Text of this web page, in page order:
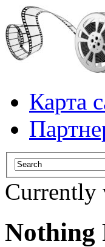
Карта
Currently
Nothing